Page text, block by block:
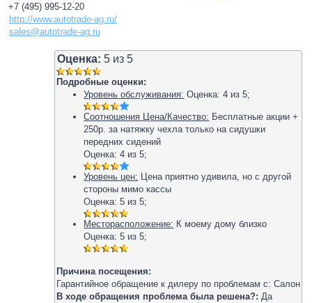
+7 (495) 995-12-20
http://www.autotrade-ag.ru/
sales@autotrade-ag.ru
Оценка: 5 из5
Подробные оценки:
Уровень обслуживания: Оценка:4 из5;
Соотношения Цена/Качество: Бесплатные акции +
250р. за натяжку чехла только на сидушки
передних сидений
Оценка:4 из5;
Уровень цен: Цена приятно удивила, но с другой
стороны мимо кассы
Оценка:5 из5;
Месторасположение: К моему дому близко
Оценка:5 из5;
Причина посещения:
Гарантийное обращение к дилеру по проблемам с: Салон
В ходе обращения проблема была решена?: Да